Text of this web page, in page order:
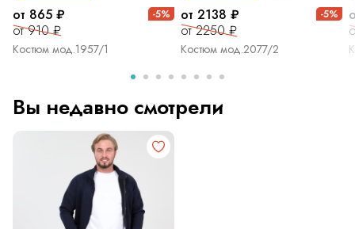
от 865 ₽
от 910 ₽
-5%
Костюм мод.1957/1
от 2138 ₽
от 2250 ₽
-5%
Костюм мод.2077/2
Вы недавно смотрели